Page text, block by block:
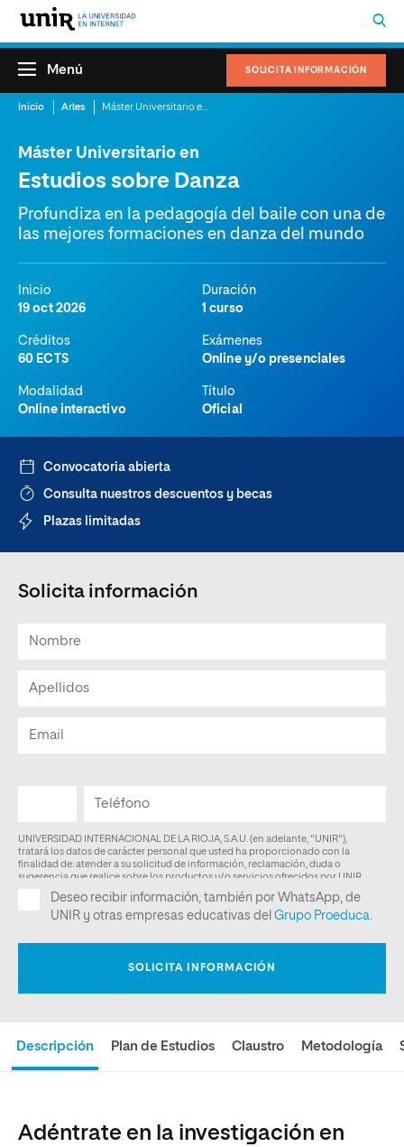
SOLICITA INFORMACIÓN
Menú
Inicio Artes
Máster Universitario en
Estudios sobre Danza
Profundiza en la pedagogía del baile con una de
las mejores formaciones en danza del mundo
Inicio
19 oct 2026
Duración
1 curso
Créditos
60 ECTS
Exámenes
Online y/o presenciales
Modalidad
Online interactivo
Título
Oficial
Descripción Plan de Estudios Claustro Metodología
Adéntrate en la investigación en
Convocatoria abierta
Consulta nuestros descuentos y becas
Plazas limitadas
Solicita información